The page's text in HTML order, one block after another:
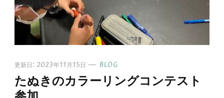
更新日: 2023年11月15日 BLOG
たぬきのカラーリングコンテスト